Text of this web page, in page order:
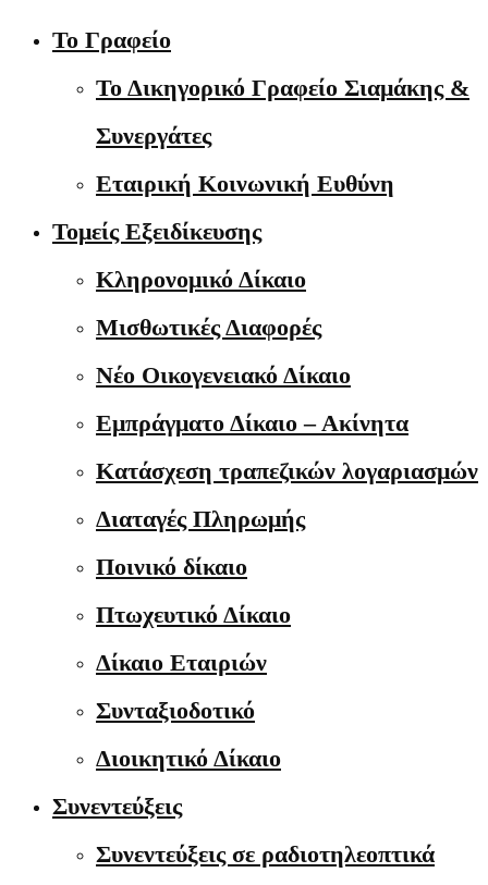
Το Γραφείο
Το Δικηγορικό Γραφείο Σιαμάκης &
Συνεργάτες
Εταιρική Κοινωνική Ευθύνη
Τομείς Εξειδίκευσης
Κληρονομικό Δίκαιο
Μισθωτικές Διαφορές
Νέο Οικογενειακό Δίκαιο
Εμπράγματο Δίκαιο – Ακίνητα
Κατάσχεση τραπεζικών λογαριασμών
Διαταγές Πληρωμής
Ποινικό δίκαιο
Πτωχευτικό Δίκαιο
Δίκαιο Εταιριών
Συνταξιοδοτικό
Διοικητικό Δίκαιο
Συνεντεύξεις
Συνεντεύξεις σε ραδιοτηλεοπτικά